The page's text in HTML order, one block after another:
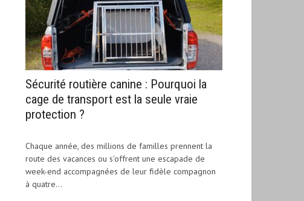
Sécurité routière canine : Pourquoi la
cage de transport est la seule vraie
protection ?
Chaque année, des millions de familles prennent la
route des vacances ou s'offrent une escapade de
week-end accompagnées de leur fidèle compagnon
à quatre...